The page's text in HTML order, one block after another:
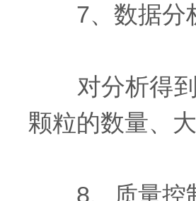
7、数据分
对分析得到
颗粒的数量、
8、质量控